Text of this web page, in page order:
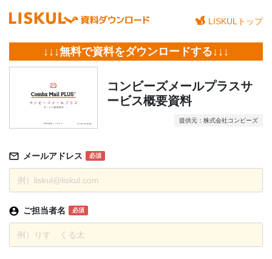
LISKULトップ
↓↓↓無料で資料をダウンロードする↓↓↓
コンビーズメールプラスサ
ービス概要資料
提供元：株式会社コンビーズ
メールアドレス 必須
ご担当者名 必須